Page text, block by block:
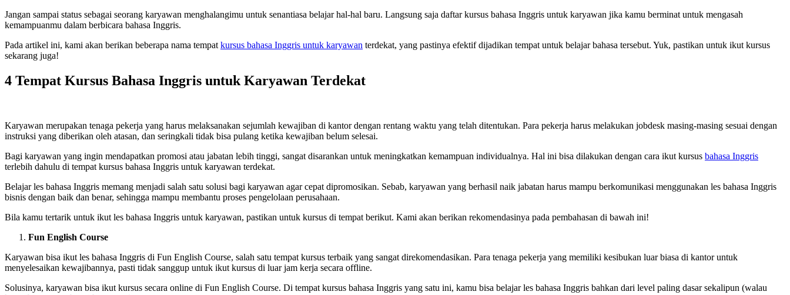
Jangan sampai status sebagai seorang karyawan menghalangimu untuk senantiasa belajar hal-hal baru. Langsung saja daftar kursus bahasa Inggris untuk karyawan jika kamu berminat untuk mengasah
kemampuanmu dalam berbicara bahasa Inggris.
Pada artikel ini, kami akan berikan beberapa nama tempat kursus bahasa Inggris untuk karyawan terdekat, yang pastinya efektif dijadikan tempat untuk belajar bahasa tersebut. Yuk, pastikan untuk ikut kursus
sekarang juga!
4 Tempat Kursus Bahasa Inggris untuk Karyawan Terdekat
Karyawan merupakan tenaga pekerja yang harus melaksanakan sejumlah kewajiban di kantor dengan rentang waktu yang telah ditentukan. Para pekerja harus melakukan jobdesk masing-masing sesuai dengan
instruksi yang diberikan oleh atasan, dan seringkali tidak bisa pulang ketika kewajiban belum selesai.
Bagi karyawan yang ingin mendapatkan promosi atau jabatan lebih tinggi, sangat disarankan untuk meningkatkan kemampuan individualnya. Hal ini bisa dilakukan dengan cara ikut kursus bahasa Inggris
terlebih dahulu di tempat kursus bahasa Inggris untuk karyawan terdekat.
Belajar les bahasa Inggris memang menjadi salah satu solusi bagi karyawan agar cepat dipromosikan. Sebab, karyawan yang berhasil naik jabatan harus mampu berkomunikasi menggunakan les bahasa Inggris
bisnis dengan baik dan benar, sehingga mampu membantu proses pengelolaan perusahaan.
Bila kamu tertarik untuk ikut les bahasa Inggris untuk karyawan, pastikan untuk kursus di tempat berikut. Kami akan berikan rekomendasinya pada pembahasan di bawah ini!
Fun English Course
Karyawan bisa ikut les bahasa Inggris di Fun English Course, salah satu tempat kursus terbaik yang sangat direkomendasikan. Para tenaga pekerja yang memiliki kesibukan luar biasa di kantor untuk
menyelesaikan kewajibannya, pasti tidak sanggup untuk ikut kursus di luar jam kerja secara offline.
Solusinya, karyawan bisa ikut kursus secara online di Fun English Course. Di tempat kursus bahasa Inggris yang satu ini, kamu bisa belajar les bahasa Inggris bahkan dari level paling dasar sekalipun (walau